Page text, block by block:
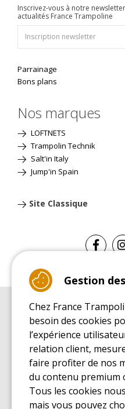
Inscrivez-vous à notre
actualités France Trampoline
Parrainage
Bons plans
Nos marques
LOFTNETS
Trampolin Technik
Salt'in Italy
Jump'in Spain
Site Classique
Guide d'achat pour les
GUIDE DE MONTAGE
Guide de montage pour les
GUIDE D'ENTRETIEN
Guide d'entretien des
GUIDE DÉCOUVERTE
Guide de découverte des
Gestion
Chez France
besoin des cookies
l’expérience
relation client,
faire profiter de nos
du contenu premium
Tous les cookies
mais vous pouvez